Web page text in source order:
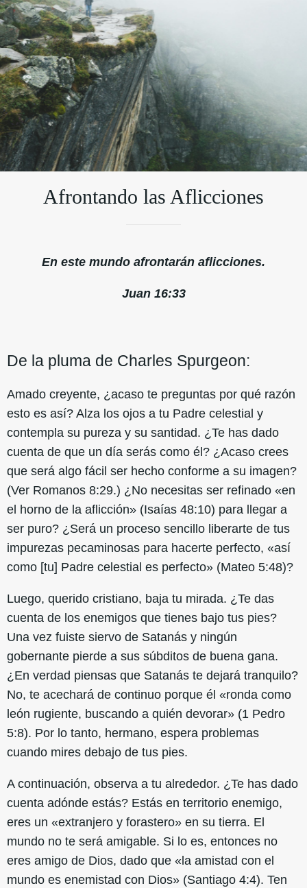
Afrontando las Aflicciones
En este mundo afrontarán aflicciones.
Juan 16:33
De la pluma de Charles Spurgeon:
Amado creyente, ¿acaso te preguntas por qué razón
esto es así? Alza los ojos a tu Padre celestial y
contempla su pureza y su santidad. ¿Te has dado
cuenta de que un día serás como él? ¿Acaso crees
que será algo fácil ser hecho conforme a su imagen?
(Ver Romanos 8:29.) ¿No necesitas ser refinado «en
el horno de la aflicción» (Isaías 48:10) para llegar a
ser puro? ¿Será un proceso sencillo liberarte de tus
impurezas pecaminosas para hacerte perfecto, «así
como [tu] Padre celestial es perfecto» (Mateo 5:48)?
Luego, querido cristiano, baja tu mirada. ¿Te das
cuenta de los enemigos que tienes bajo tus pies?
Una vez fuiste siervo de Satanás y ningún
gobernante pierde a sus súbditos de buena gana.
¿En verdad piensas que Satanás te dejará tranquilo?
No, te acechará de continuo porque él «ronda como
león rugiente, buscando a quién devorar» (1 Pedro
5:8). Por lo tanto, hermano, espera problemas
cuando mires debajo de tus pies.
A continuación, observa a tu alrededor. ¿Te has dado
cuenta adónde estás? Estás en territorio enemigo,
eres un «extranjero y forastero» en su tierra. El
mundo no te será amigable. Si lo es, entonces no
eres amigo de Dios, dado que «la amistad con el
mundo es enemistad con Dios» (Santiago 4:4). Ten